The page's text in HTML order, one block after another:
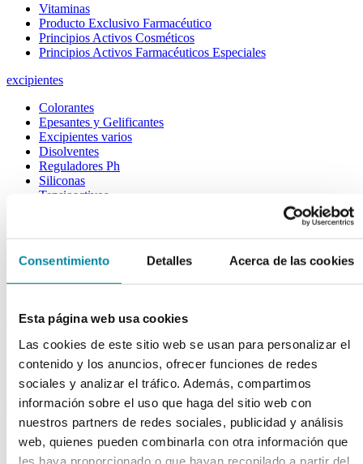
Consentimiento Detalles Acerca de las cookies
Esta página web usa cookies
Las cookies de este sitio web se usan para personalizar el
contenido y los anuncios, ofrecer funciones de redes
sociales y analizar el tráfico. Además, compartimos
información sobre el uso que haga del sitio web con
nuestros partners de redes sociales, publicidad y análisis
web, quienes pueden combinarla con otra información que
les haya proporcionado o que hayan recopilado a partir del
Vitaminas
Producto Exclusivo Farmacéutico
Principios Activos Cosméticos
Principios Activos Farmacéuticos Especiales
excipientes
Colorantes
Epesantes y Gelificantes
Excipientes varios
Disolventes
Reguladores Ph
Siliconas
Tensioactivos
bases y jarabes
Jarabes
Bases
aceites y ceras
Aceites
Otras grasas
Ceras
extractos y perfumes
Esencias naturales
Perfumes